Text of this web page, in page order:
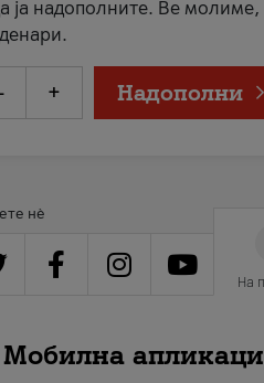
ја надополните. Ве молиме,
+ Надополни
нè
На
Мобилна